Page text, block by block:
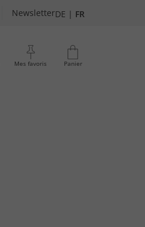
NewsletterDE | FR
Mes favoris Panier